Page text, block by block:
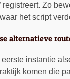
registreert. Zo
het script
alternatieve
instantie
komen die